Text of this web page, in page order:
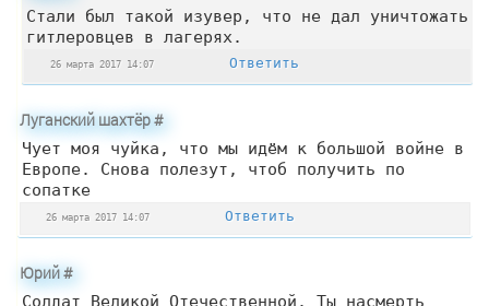
Стали был такой изувер, что не дал уничтожать
гитлеровцев в лагерях.
26 марта 2017 14:07 Ответить
Луганский шахтёр#
Чует моя чуйка, что мы идём к большой войне в
Европе. Снова полезут, чтоб получить по
сопатке
26 марта 2017 14:07 Ответить
Юрий#
Солдат Великой Отечественной. Ты насмерть